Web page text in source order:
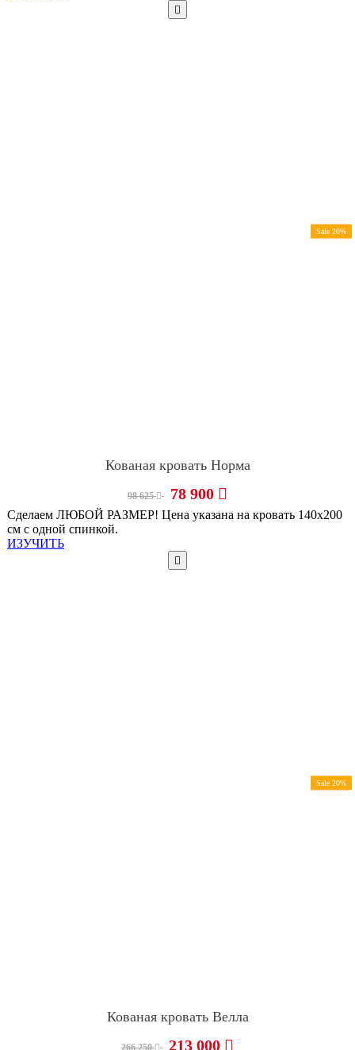
Sale 20%
Кованая кровать Норма
98 625 78 900
Сделаем ЛЮБОЙ РАЗМЕР! Цена указана на кровать 140х200
см с одной спинкой.
ИЗУЧИТЬ
Sale 20%
Кованая кровать Велла
213 000